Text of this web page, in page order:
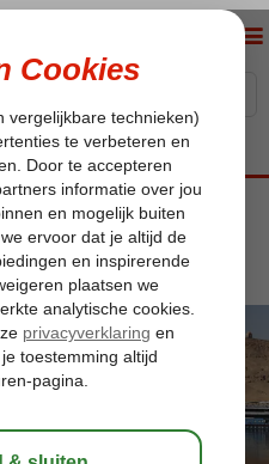
Sheraton Miramar 5*
Miramar 5*